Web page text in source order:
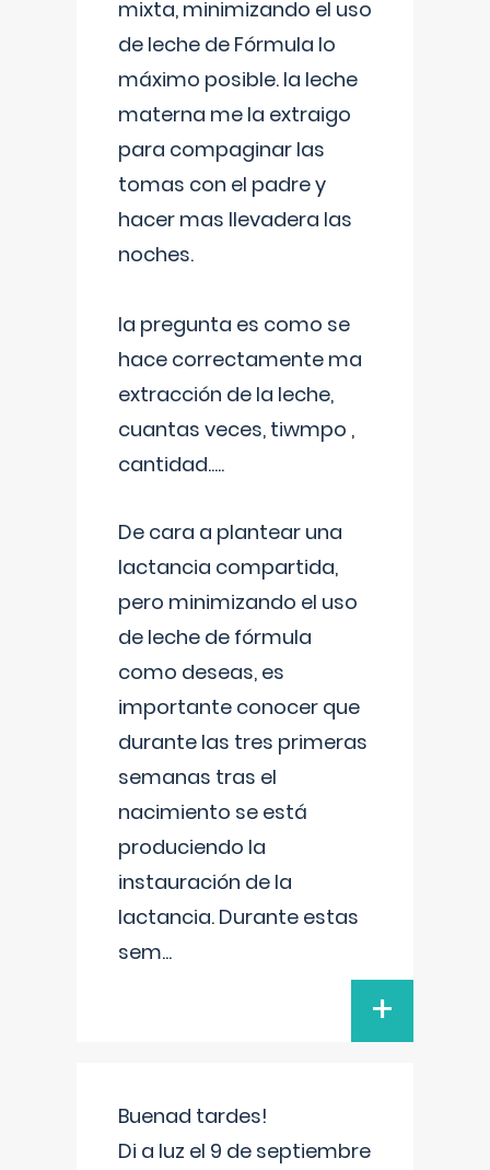
mixta, minimizando el uso
de leche de Fórmula lo
máximo posible. la leche
materna me la extraigo
para compaginar las
tomas con el padre y
hacer mas llevadera las
noches.
la pregunta es como se
hace correctamente ma
extracción de la leche,
cuantas veces, tiwmpo ,
cantidad.....
De cara a plantear una
lactancia compartida,
pero minimizando el uso
de leche de fórmula
como deseas, es
importante conocer que
durante las tres primeras
semanas tras el
nacimiento se está
produciendo la
instauración de la
lactancia. Durante estas
sem...
+
Buenad tardes!
Di a luz el 9 de septiembre